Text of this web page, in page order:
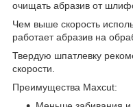
очищать абразив от
Чем выше скорость
работает абразив на
Твердую шпатлевку
скорости.
Преимущества Maxcut: